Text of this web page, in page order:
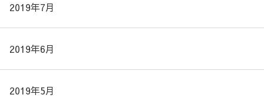
2019年7月
2019年6月
2019年5月